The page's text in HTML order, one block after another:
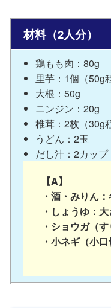
材料（2人分）
鶏もも肉：80g
里芋：1個（50g
大根：50g
ニンジン：20g
椎茸：2枚（30g
うどん：2玉
だし汁：2カップ
【A】
・酒・みりん
・しょうゆ：
・ショウガ（
・小ネギ（小口